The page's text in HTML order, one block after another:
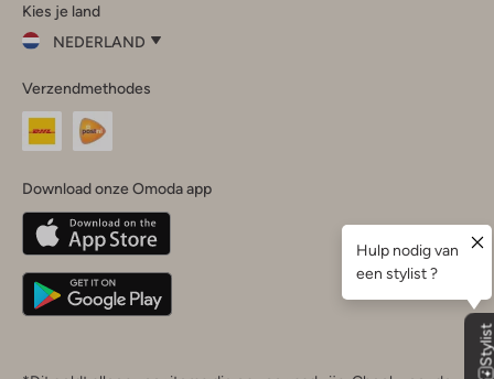
InstagramFacebook
Kies je land
NEDERLAND
je
land
Nederland
Belgique(Français)
Deutschland
Verzendmethodes
Download onze Omoda app